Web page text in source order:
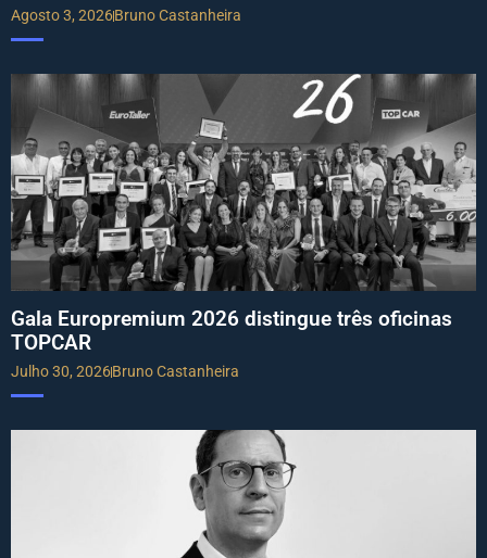
Agosto 3, 2026Bruno Castanheira
Gala Europremium 2026 distingue três oficinas
TOPCAR
Julho 30, 2026Bruno Castanheira